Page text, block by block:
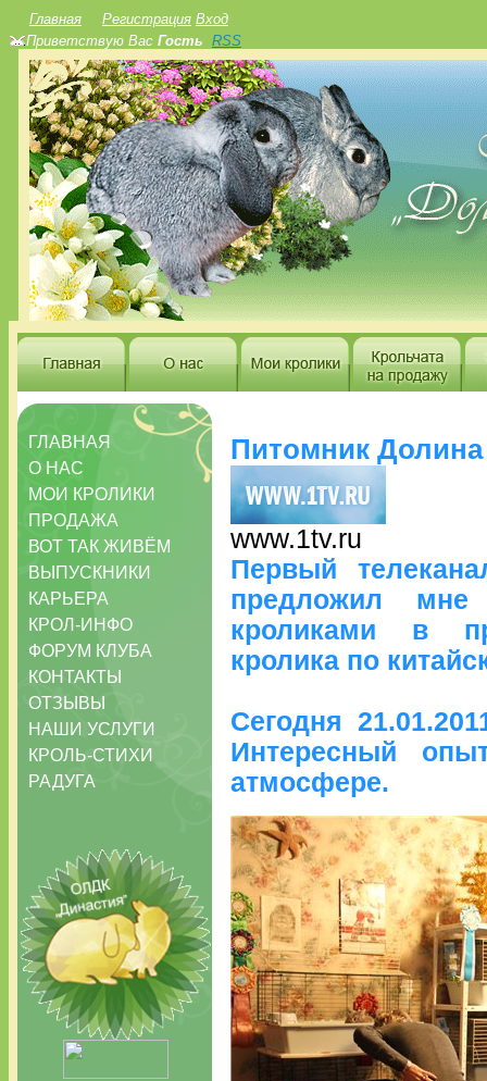
Главная Регистрация Вход
Приветствую Вас Гость RSS
ГЛАВНАЯ
О НАС
МОИ КРОЛИКИ
ПРОДАЖА
ВОТ ТАК ЖИВЁМ
ВЫПУСКНИКИ
КАРЬЕРА
КРОЛ-ИНФО
ФОРУМ КЛУБА
КОНТАКТЫ
ОТЗЫВЫ
НАШИ УСЛУГИ
КРОЛЬ-СТИХИ
РАДУГА
Питомник
www.1tv.ru
Первый
предложил
кроликами в
кролика по
Сегодня
Интересный
атмосфере.